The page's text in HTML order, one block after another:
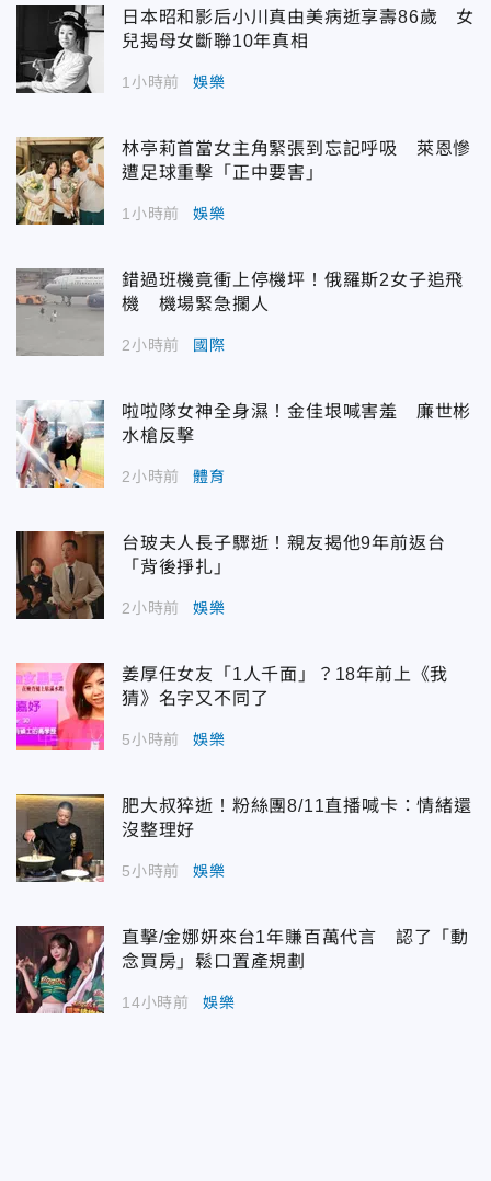
日本昭和影后小川真由美病逝享壽86歲 女
兒揭母女斷聯10年真相
1小時前 娛樂
林亭莉首當女主角緊張到忘記呼吸 萊恩慘
遭足球重擊「正中要害」
1小時前 娛樂
錯過班機竟衝上停機坪！俄羅斯2女子追飛
機 機場緊急攔人
2小時前 國際
啦啦隊女神全身濕！金佳垠喊害羞 廉世彬
水槍反擊
2小時前 體育
台玻夫人長子驟逝！親友揭他9年前返台
「背後掙扎」
2小時前 娛樂
姜厚任女友「1人千面」？18年前上《我
猜》名字又不同了
5小時前 娛樂
肥大叔猝逝！粉絲團8/11直播喊卡：情緒還
沒整理好
5小時前 娛樂
直擊/金娜妍來台1年賺百萬代言 認了「動
念買房」鬆口置產規劃
14小時前 娛樂